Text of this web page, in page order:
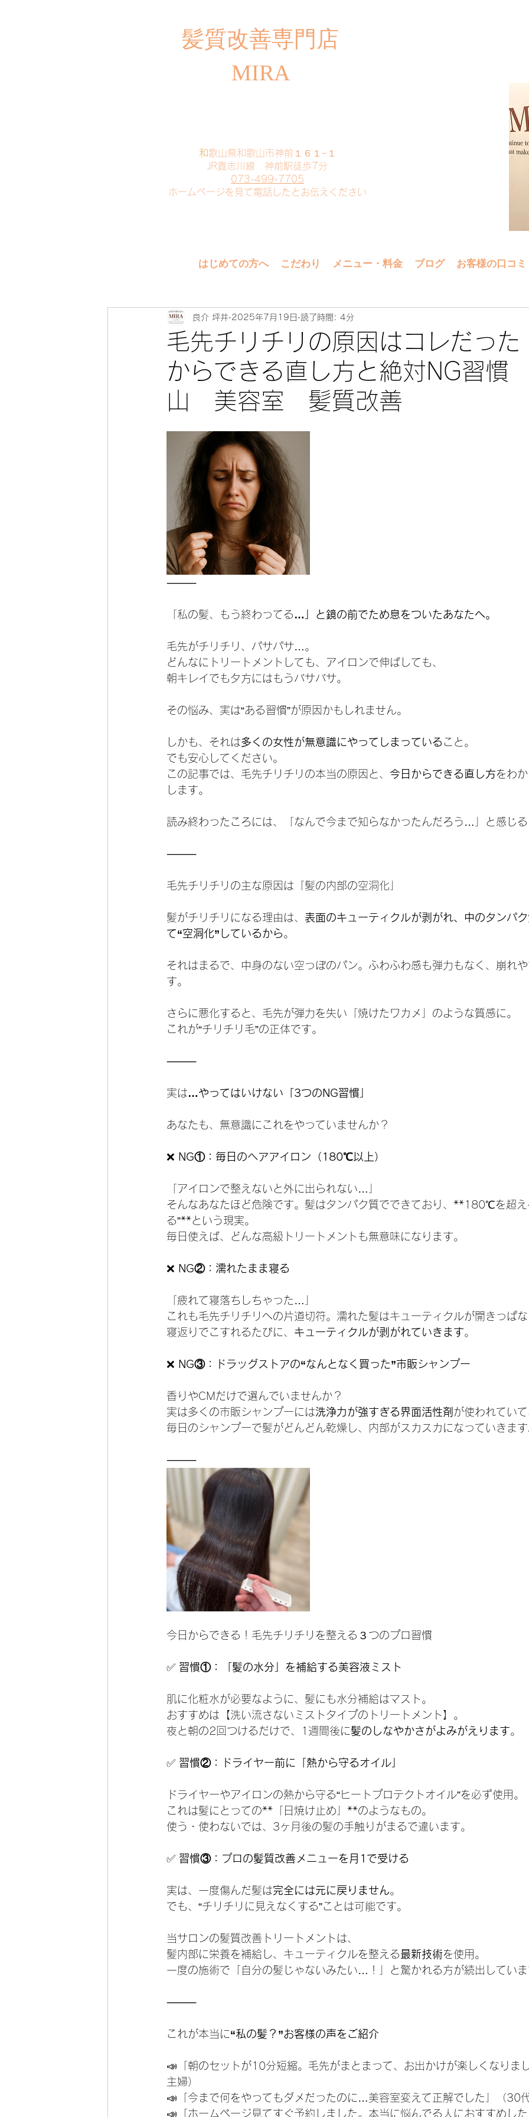
​髪質改善専門店
MIRA
​和歌山県和歌山市神前１６１−１
JR貴志川線 神前駅徒歩7分
073-499-7705
​ホームページを見て電話したとお伝えください
はじめての方へ こだわり メニュー・料金 ブログ お客様の口コミ
毛先チリチリの原因はコレだった
からできる直し方と絶対NG習
山 美容室 髪質改善
良介 坪井 2025年7月19日 読了時間: 4分
⸻
「私の髪、もう終わってる …」と鏡の前でため息をついたあなたへ。
毛先がチリチリ、パサパサ…。
どんなにトリートメントしても、アイロンで伸ばしても、
朝キレイでも夕方にはもうバサバサ。
その悩み、実は“ある習慣”が原因かもしれません。
しかも、それは多くの女性が無意識にやってしまっている こと。
でも安心してください。
この記事では、毛先チリチリの本当の原因と、 今日からできる直し方をわ
します。
読み終わったころには、「なんで今まで知らなかったんだろう…」と感じ
⸻
毛先チリチリの主な原因は「髪の内部の空洞化」
髪がチリチリになる理由は、 表面のキューティクルが剥がれ、中のタンパ
て“空洞化”しているから。
それはまるで、中身のない空っぽのパン。ふわふわ感も弾力もなく、崩れ
す。
さらに悪化すると、毛先が弾力を失い「焼けたワカメ」のような質感に。
これが“チリチリ毛”の正体です。
⸻
実は…やってはいけない「3つのNG習慣」
あなたも、無意識にこれをやっていませんか？
❌ NG①：毎日のヘアアイロン（180℃以上）
「アイロンで整えないと外に出られない…」
そんなあなたほど危険です。髪はタンパク質でできており、**180℃を超え
る”**という現実。
毎日使えば、どんな高級トリートメントも無意味になります。
❌ NG②：濡れたまま寝る
「疲れて寝落ちしちゃった…」
これも毛先チリチリへの片道切符。濡れた髪はキューティクルが開きっぱ
寝返りでこすれるたびに、 キューティクルが剥がれていきます。
❌ NG③：ドラッグストアの“なんとなく買った”市販シャンプー
香りやCMだけで選んでいませんか？
実は多くの市販シャンプーには洗浄力が強すぎる界面活性剤 が使われてい
毎日のシャンプーで髪がどんどん乾燥し、内部がスカスカになっていきま
⸻
今日からできる！毛先チリチリを整える３つのプロ習慣
✅ 習慣①：「髪の水分」を補給する美容液ミスト
肌に化粧水が必要なように、髪にも水分補給はマスト。
おすすめは【洗い流さないミストタイプのトリートメント】。
夜と朝の2回つけるだけで、1週間後に髪のしなやかさがよみがえります。
✅ 習慣②：ドライヤー前に「熱から守るオイル」
ドライヤーやアイロンの熱から守る“ヒートプロテクトオイル”を必ず使用。
これは髪にとっての**「日焼け止め」**のようなもの。
使う・使わないでは、3ヶ月後の髪の手触りがまるで違います。
✅ 習慣③：プロの髪質改善メニューを月1で受ける
実は、一度傷んだ髪は完全には元に戻りません。
でも、“チリチリに見えなくする”ことは可能です。
当サロンの髪質改善トリートメントは、
髪内部に栄養を補給し、キューティクルを整える最新技術を使用。
一度の施術で「自分の髪じゃないみたい…！」と驚かれる方が続出してい
⸻
これが本当に“私の髪？”お客様の声をご紹介
📣「朝のセットが10分短縮。毛先がまとまって、お出かけが楽しくなりま
主婦）
📣「今まで何をやってもダメだったのに…美容室変えて正解でした」（30
📣「ホームページ見てすぐ予約しました。本当に悩んでる人におすすめし